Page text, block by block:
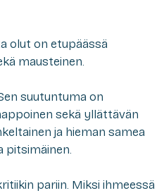
olut on etupäässä
mausteinen.
suutuntuma on
sekä yllättävän
ja hieman samea
pitsimäinen.
pariin. Miksi ihmeessä